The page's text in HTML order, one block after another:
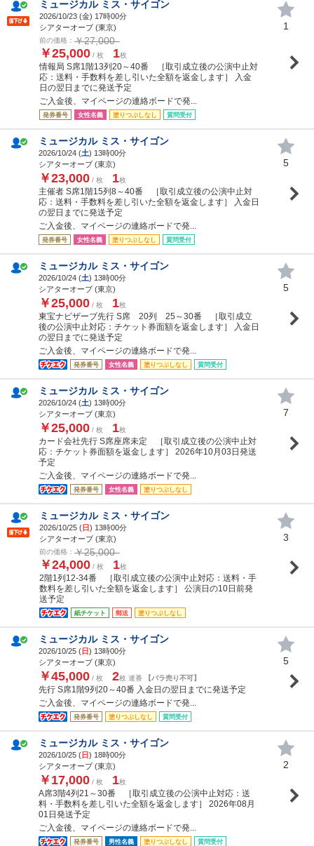
ミュージカル ミス・サイゴン
2026/10/23 (金) 17時00分
シアターオーブ (東京)
前の価格： ￥27,000
￥25,000 / 枚 1枚
情報局 S席1階13列20～40番 ［取引成立後の公演中止対
応：送料・手数料を差し引いた全額を返金します］ 入金
日の翌日までに発送予定
ご入金後、マイページの連絡ボードで発...
発券番号 女性名義 塗りつぶしなし 質問受付
1
ミュージカル ミス・サイゴン
2026/10/24 (土) 13時00分
シアターオーブ (東京)
￥23,000 / 枚 1枚
主催者 S席1階15列8～40番 ［取引成立後の公演中止対
応：送料・手数料を差し引いた全額を返金します］ 入金日
の翌日までに発送予定
ご入金後、マイページの連絡ボードで発...
発券番号 女性名義 塗りつぶしなし 質問受付
5
ミュージカル ミス・サイゴン
2026/10/24 (土) 13時00分
シアターオーブ (東京)
￥25,000 / 枚 1枚
東宝ナビザーブ先行 S席 20列 25～30番 ［取引成立
後の公演中止対応：チケット券面額を返金します］ 入金日
の翌日までに発送予定
ご入金後、マイページの連絡ボードで発...
発券番号 女性名義 塗りつぶしなし 質問受付
5
ミュージカル ミス・サイゴン
2026/10/24 (土) 13時00分
シアターオーブ (東京)
￥25,000 / 枚 1枚
カード会社先行 S席座席未定 ［取引成立後の公演中止対
応：チケット券面額を返金します］ 2026年10月03日発送
予定
ご入金後、マイページの連絡ボードで発...
発券番号 女性名義 塗りつぶしなし
7
ミュージカル ミス・サイゴン
2026/10/25 (日) 13時00分
シアターオーブ (東京)
前の価格： ￥25,000
￥24,000 / 枚 1枚
2階1列12-34番 ［取引成立後の公演中止対応：送料・手
数料を差し引いた全額を返金します］ 公演日の10日前発
送予定
紙チケット 郵送 塗りつぶしなし
3
ミュージカル ミス・サイゴン
2026/10/25 (日) 13時00分
シアターオーブ (東京)
￥45,000 / 枚 2枚 連番 【バラ売り不可】
先行 S席1階9列20～40番 入金日の翌日までに発送予定
ご入金後、マイページの連絡ボードで発...
発券番号 塗りつぶしなし 質問受付
5
ミュージカル ミス・サイゴン
2026/10/25 (日) 18時00分
シアターオーブ (東京)
￥17,000 / 枚 1枚
A席3階4列21～30番 ［取引成立後の公演中止対応：送
料・手数料を差し引いた全額を返金します］ 2026年08月
01日発送予定
ご入金後、マイページの連絡ボードで発...
発券番号 男性名義 塗りつぶしなし 質問受付
2